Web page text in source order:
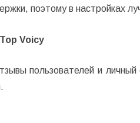
поэтому в настройках
Voicy
пользователей и